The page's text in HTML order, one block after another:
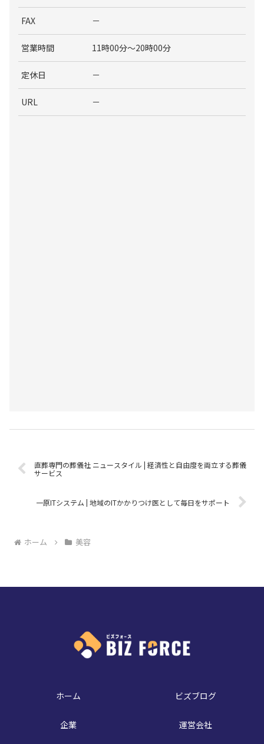
FAX －
営業時間 11時00分～20時00分
定休日 －
URL －
直葬専門の葬儀社 ニュースタイル | 経済性と自由度を両立する葬儀
サービス
一原ITシステム | 地域のITかかりつけ医として毎日をサポート
ホーム 美容
ホーム ビズブログ
企業 運営会社